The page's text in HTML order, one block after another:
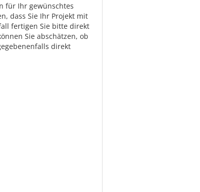
für Ihr gewünschtes
dass Sie Ihr Projekt mit
fertigen Sie bitte direkt
Sie abschätzen, ob
direkt